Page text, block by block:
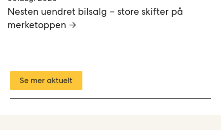
Nesten uendret bilsalg – store skifter på
merketoppen →
Se mer aktuelt